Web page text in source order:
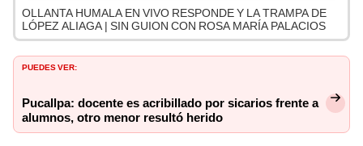
OLLANTA HUMALA EN VIVO RESPONDE Y LA TRAMPA DE
LÓPEZ ALIAGA | SIN GUION CON ROSA MARÍA PALACIOS
PUEDES VER:
Pucallpa: docente es acribillado por sicarios frente a
alumnos, otro menor resultó herido